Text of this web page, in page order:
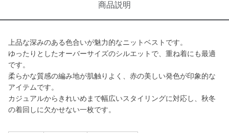
商品説明
上品な深みのある色合いが魅力的なニットベストです。
ゆったりとしたオーバーサイズのシルエットで、重ね着にも最適
です。
柔らかな質感の編み地が肌触りよく、赤の美しい発色が印象的な
アイテムです。
カジュアルからきれいめまで幅広いスタイリングに対応し、秋冬
の着回しに欠かせない一枚です。